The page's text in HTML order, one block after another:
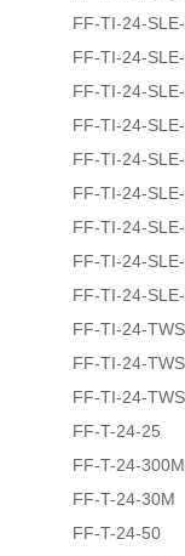
FF-TI-24-
FF-TI-24-
FF-TI-24-
FF-TI-24-
FF-TI-24-
FF-TI-24-
FF-TI-24-
FF-TI-24-
FF-TI-24-
FF-TI-24-
FF-TI-24-
FF-TI-24-
FF-T-24-25
FF-T-24-300M
FF-T-24-30M
FF-T-24-50